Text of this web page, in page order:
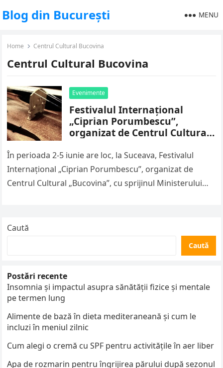
Blog din București MENU
Home Centrul Cultural Bucovina
Centrul Cultural Bucovina
Evenimente
Festivalul Internațional
„Ciprian Porumbescu”,
organizat de Centrul Cultural
Ministerului Culturii
În perioada 2-5 iunie are loc, la Suceava, Festivalul
Internațional „Ciprian Porumbescu”, organizat de
Centrul Cultural „Bucovina”, cu sprijinul Ministerului
Caută
Caută
Postări recente
Insomnia și impactul asupra sănătății fizice și mentale
pe termen lung
Alimente de bază în dieta mediteraneană și cum le
incluzi în meniul zilnic
Cum alegi o cremă cu SPF pentru activitățile în aer liber
Apa de rozmarin pentru îngrijirea părului după sezonul